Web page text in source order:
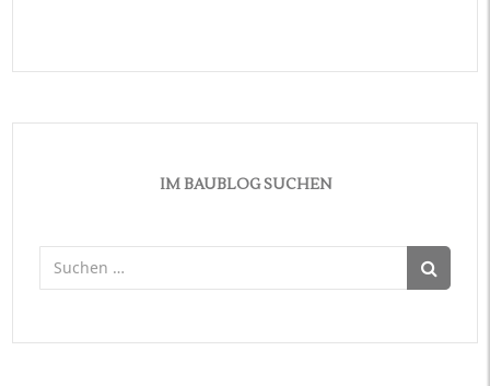
IM BAUBLOG SUCHEN
Suchen
nach: